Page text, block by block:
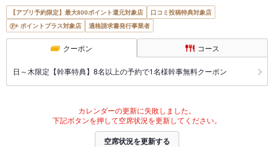
【アプリ予約限定】最大800ポイント還元対象店
口コミ投稿特典対象店
ポイントプラス対象店
適格請求書発行事業者
クーポン コース
日～木限定【幹事特典】8名以上の予約で1名様幹事無料クーポン
カレンダーの更新に失敗しました。
下記ボタンを押して空席状況を更新してください。
空席状況を更新する